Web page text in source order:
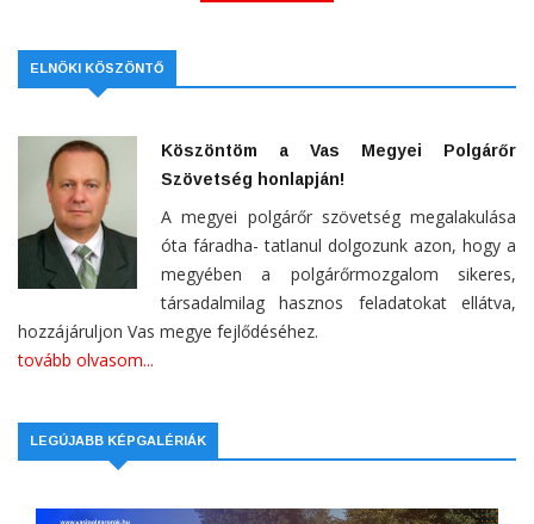
ELNÖKI KÖSZÖNTŐ
Köszöntöm a Vas Megyei Polgárőr
Szövetség honlapján!
A megyei polgárőr szövetség megalakulása
óta fáradha- tatlanul dolgozunk azon, hogy a
megyében a polgárőrmozgalom sikeres,
társadalmilag hasznos feladatokat ellátva,
hozzájáruljon Vas megye fejlődéséhez.
tovább olvasom...
LEGÚJABB KÉPGALÉRIÁK